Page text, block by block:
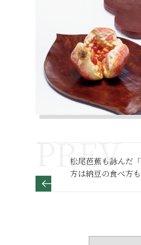
松尾芭蕉も詠んだ
方は納豆の食べ方